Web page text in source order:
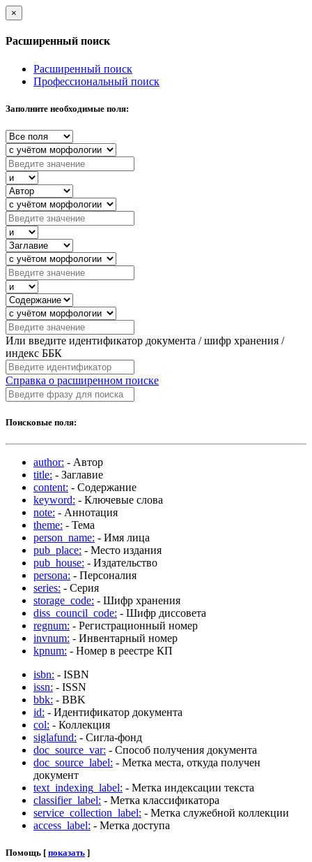
×
Расширенный поиск
Расширенный поиск
Профессиональный поиск
Заполните необходимые поля:
Или введите идентификатор документа / шифр хранения /
индекс ББК
Справка о расширенном поиске
Поисковые поля:
author: - Автор
title: - Заглавие
content: - Содержание
keyword: - Ключевые слова
note: - Аннотация
theme: - Тема
person_name: - Имя лица
pub_place: - Место издания
pub_house: - Издательство
persona: - Персоналия
series: - Серия
storage_code: - Шифр хранения
diss_council_code: - Шифр диссовета
regnum: - Регистрационный номер
invnum: - Инвентарный номер
kpnum: - Номер в реестре КП
isbn: - ISBN
issn: - ISSN
bbk: - BBK
id: - Идентификатор документа
col: - Коллекция
siglafund: - Сигла-фонд
doc_source_var: - Способ получения документа
doc_source_label: - Метка места, откуда получен
документ
text_indexing_label: - Метка индексации текста
classifier_label: - Метка классификатора
service_collection_label: - Метка служебной коллекции
access_label: - Метка доступа
Помощь [ показать ]